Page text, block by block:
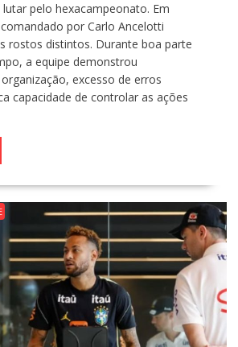
pelo hexacampeonato. Em
por Carlo Ancelotti
rostos distintos. Durante boa parte
a equipe demonstrou
excesso de erros
capacidade de controlar as ações